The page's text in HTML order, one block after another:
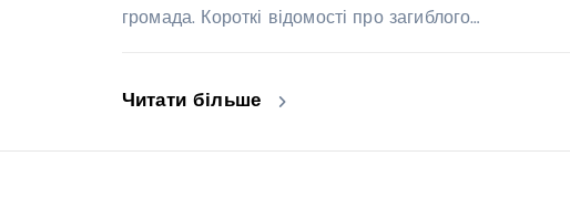
громада. Короткі відомості про загиблого…
Читати більше